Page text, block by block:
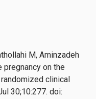
M, Aminzadeh
pregnancy on the
clinical
30;10:277. doi: